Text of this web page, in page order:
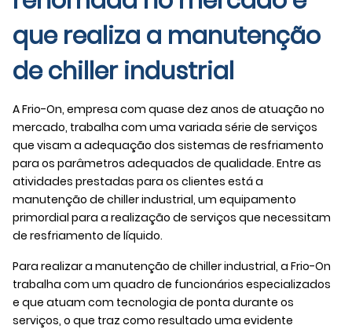
que realiza a manutenção
de chiller industrial
A Frio-On, empresa com quase dez anos de atuação no
mercado, trabalha com uma variada série de serviços
que visam a adequação dos sistemas de resfriamento
para os parâmetros adequados de qualidade. Entre as
atividades prestadas para os clientes está a
manutenção de chiller industrial, um equipamento
primordial para a realização de serviços que necessitam
de resfriamento de líquido.
Para realizar a manutenção de chiller industrial, a Frio-On
trabalha com um quadro de funcionários especializados
e que atuam com tecnologia de ponta durante os
serviços, o que traz como resultado uma evidente